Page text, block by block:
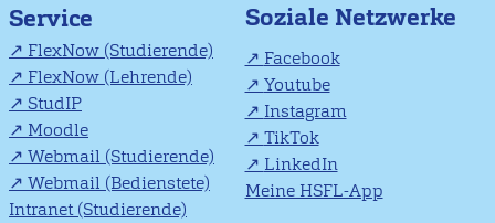
Service
FlexNow (Studierende)
FlexNow (Lehrende)
StudIP
Moodle
Webmail (Studierende)
Webmail (Bedienstete)
Intranet (Studierende)
Soziale Netzwerke
Facebook
Youtube
Instagram
TikTok
LinkedIn
Meine HSFL-App